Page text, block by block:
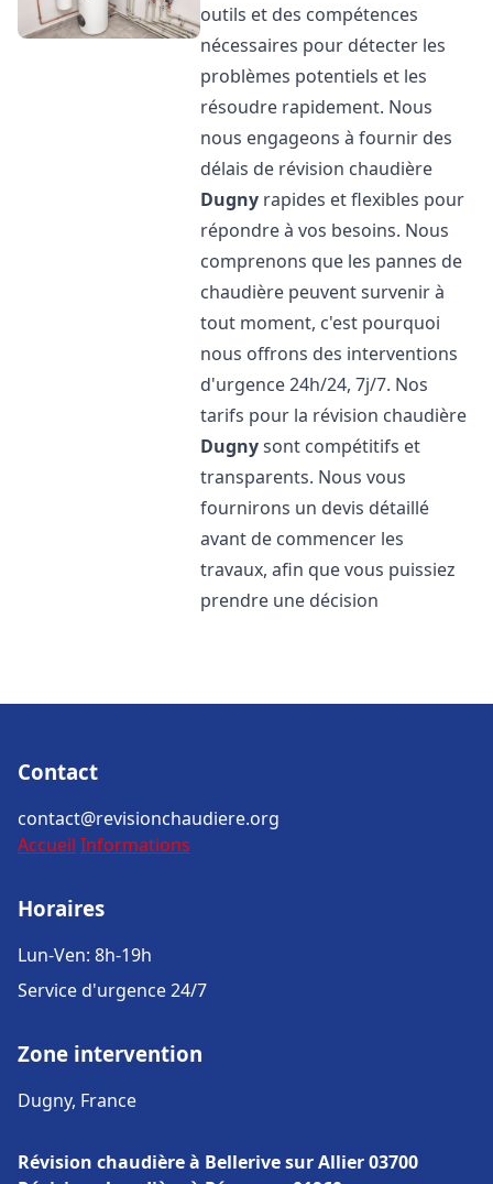
outils et des compétences
nécessaires pour détecter les
problèmes potentiels et les
résoudre rapidement. Nous
nous engageons à fournir des
délais de révision chaudière
Dugny rapides et flexibles pour
répondre à vos besoins. Nous
comprenons que les pannes de
chaudière peuvent survenir à
tout moment, c'est pourquoi
nous offrons des interventions
d'urgence 24h/24, 7j/7. Nos
tarifs pour la révision chaudière
Dugnysont compétitifs et
transparents. Nous vous
fournirons un devis détaillé
avant de commencer les
travaux, afin que vous puissiez
prendre une décision
Contact
contact@revisionchaudiere.org
Accueil Informations
Horaires
Lun-Ven: 8h-19h
Service d'urgence 24/7
Zone intervention
Dugny, France
Révision chaudière à Bellerive sur Allier 03700